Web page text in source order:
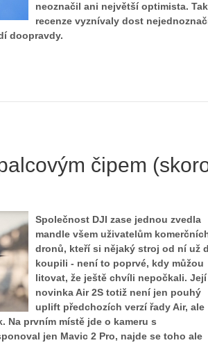
neoznačil ani největší optimista.
recenze vyznívaly dost
doopravdy.
čipem
Společnost DJI zase jednou zvedla
mandle všem uživatelům
dronů, kteří si nějaký stroj od ní už
koupili - není to poprvé, kdy můžou
litovat, že ještě chvíli nepočkali. Její
novinka Air 2S totiž není jen pouhý
uplift předchozích verzí řady Air, ale
Na prvním místě jde o kameru s
jen Mavic 2 Pro, najde se toho ale